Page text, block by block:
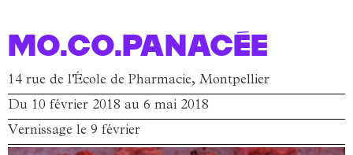
MO.CO.Panacée
14 rue de l'École de Pharmacie, Montpellier
Du 10 février 2018 au 6 mai 2018
Vernissage le 9 février